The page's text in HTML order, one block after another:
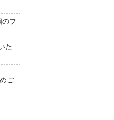
のフ
た
ご